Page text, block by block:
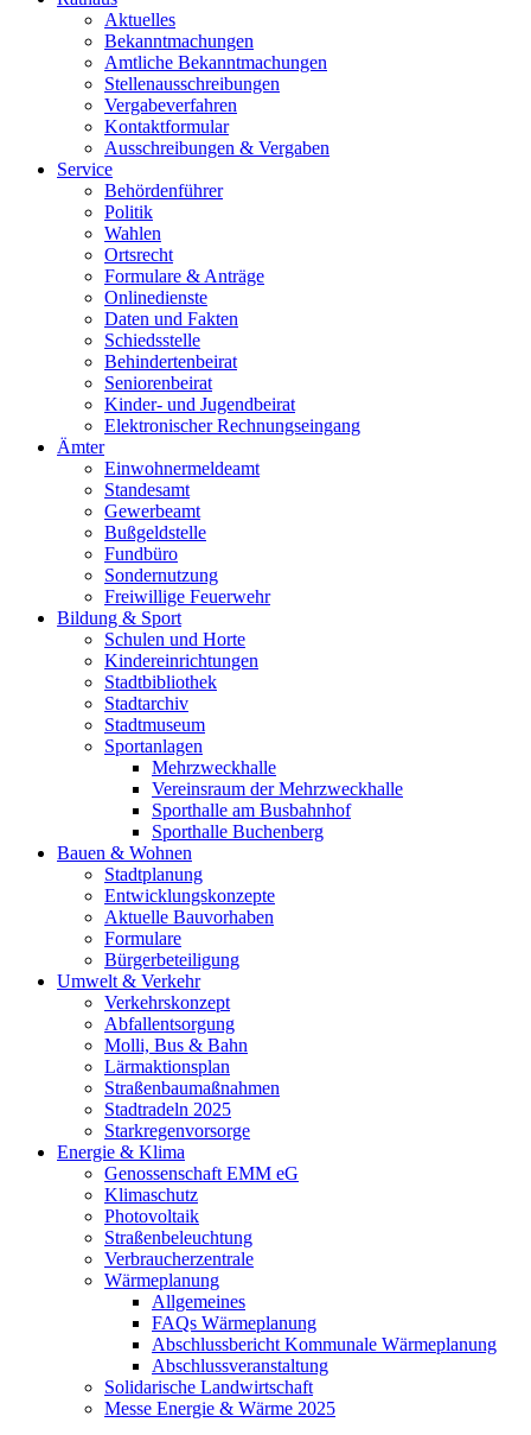
Aktuelles
Bekanntmachungen
Amtliche Bekanntmachungen
Stellenausschreibungen
Vergabeverfahren
Kontaktformular
Ausschreibungen & Vergaben
Service
Behördenführer
Politik
Wahlen
Ortsrecht
Formulare & Anträge
Onlinedienste
Daten und Fakten
Schiedsstelle
Behindertenbeirat
Seniorenbeirat
Kinder- und Jugendbeirat
Elektronischer Rechnungseingang
Ämter
Einwohnermeldeamt
Standesamt
Gewerbeamt
Bußgeldstelle
Fundbüro
Sondernutzung
Freiwillige Feuerwehr
Bildung & Sport
Schulen und Horte
Kindereinrichtungen
Stadtbibliothek
Stadtarchiv
Stadtmuseum
Sportanlagen
Mehrzweckhalle
Vereinsraum der Mehrzweckhalle
Sporthalle am Busbahnhof
Sporthalle Buchenberg
Bauen & Wohnen
Stadtplanung
Entwicklungskonzepte
Aktuelle Bauvorhaben
Formulare
Bürgerbeteiligung
Umwelt & Verkehr
Verkehrskonzept
Abfallentsorgung
Molli, Bus & Bahn
Lärmaktionsplan
Straßenbaumaßnahmen
Stadtradeln 2025
Starkregenvorsorge
Energie & Klima
Genossenschaft EMM eG
Klimaschutz
Photovoltaik
Straßenbeleuchtung
Verbraucherzentrale
Wärmeplanung
Allgemeines
FAQs Wärmeplanung
Abschlussbericht Kommunale Wärmeplanung
Abschlussveranstaltung
Solidarische Landwirtschaft
Messe Energie & Wärme 2025